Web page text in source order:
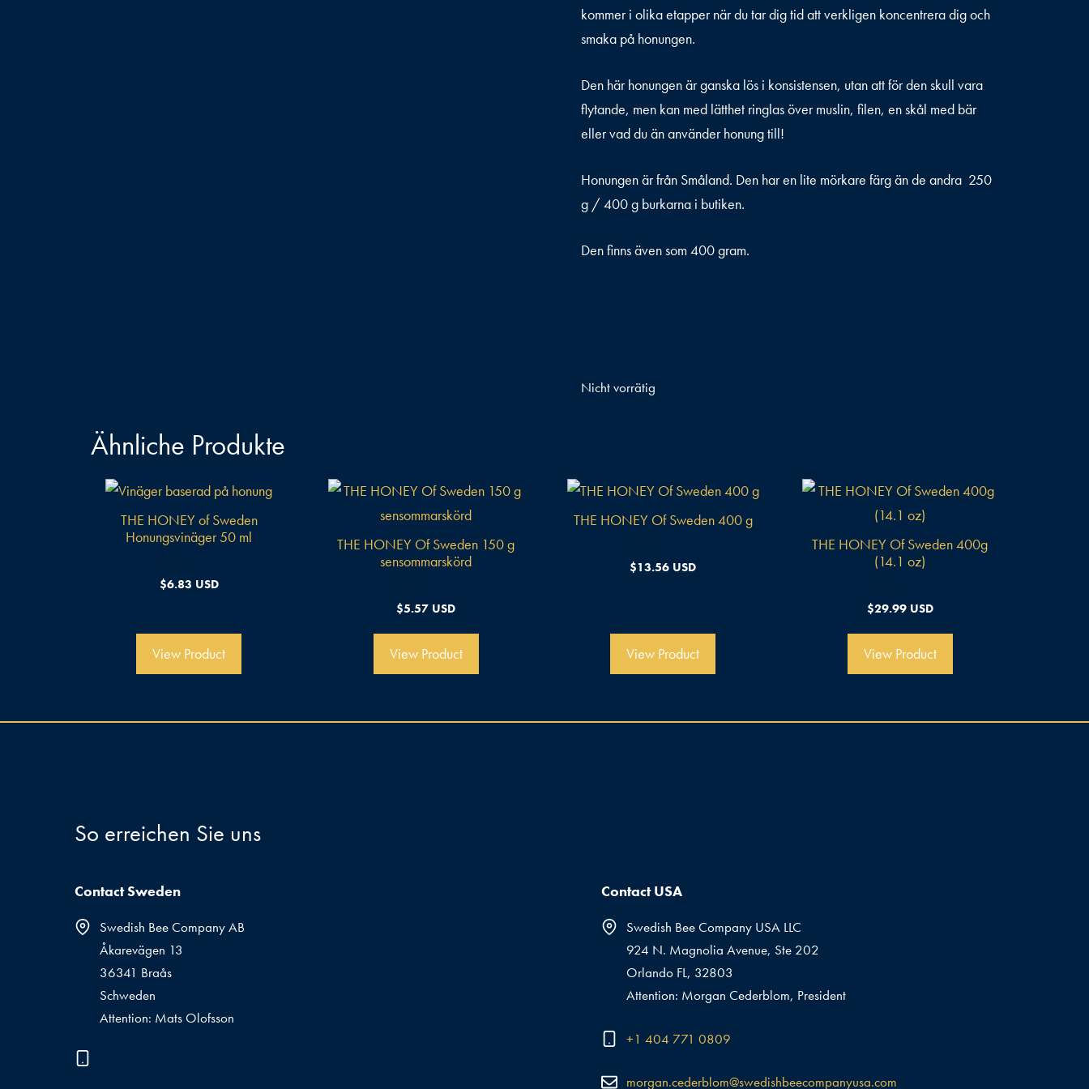
kommer i olika etapper när du tar dig tid att verkligen koncentrera dig och
smaka på honungen.
Den här honungen är ganska lös i konsistensen, utan att för den skull vara
flytande, men kan med lätthet ringlas över muslin, filen, en skål med bär
eller vad du än använder honung till!
Honungen är från Småland. Den har en lite mörkare färg än de andra 250
g / 400 g burkarna i butiken.
Den finns även som 400 gram.
Nicht vorrätig
Ähnliche Produkte
THE HONEY of Sweden
Honungsvinäger 50 ml
0
v$6.83 USD
View Product
THE HONEY Of Sweden 150 g
sensommarskörd
0
v
5
$5.57 USD
View Product
THE HONEY Of Sweden 400 g
0
v
$13.56 USD
View Product
THE HONEY Of Sweden 400g
(14.1 oz)
0
v
5
$29.99 USD
View Product
So erreichen Sie uns
Contact Sweden
Swedish Bee Company AB
Åkarevägen 13
36341 Braås
Schweden
Attention: Mats Olofsson
Contact USA
Swedish Bee Company USA LLC
924 N. Magnolia Avenue, Ste 202
Orlando FL, 32803
Attention: Morgan Cederblom, President
+1 404 771 0809
morgan.cederblom@swedishbeecompanyusa.com